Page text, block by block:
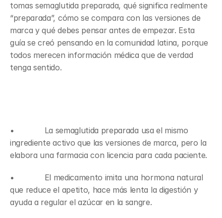
tomas semaglutida preparada, qué significa realmente
“preparada”, cómo se compara con las versiones de
marca y qué debes pensar antes de empezar. Esta
guía se creó pensando en la comunidad latina, porque
todos merecen información médica que de verdad
tenga sentido.
•             La semaglutida preparada usa el mismo
ingrediente activo que las versiones de marca, pero la
elabora una farmacia con licencia para cada paciente.
•             El medicamento imita una hormona natural
que reduce el apetito, hace más lenta la digestión y
ayuda a regular el azúcar en la sangre.